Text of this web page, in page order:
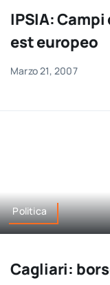
IPSIA:
est europeo
Marzo 21, 2007
Politica
Cagliari: